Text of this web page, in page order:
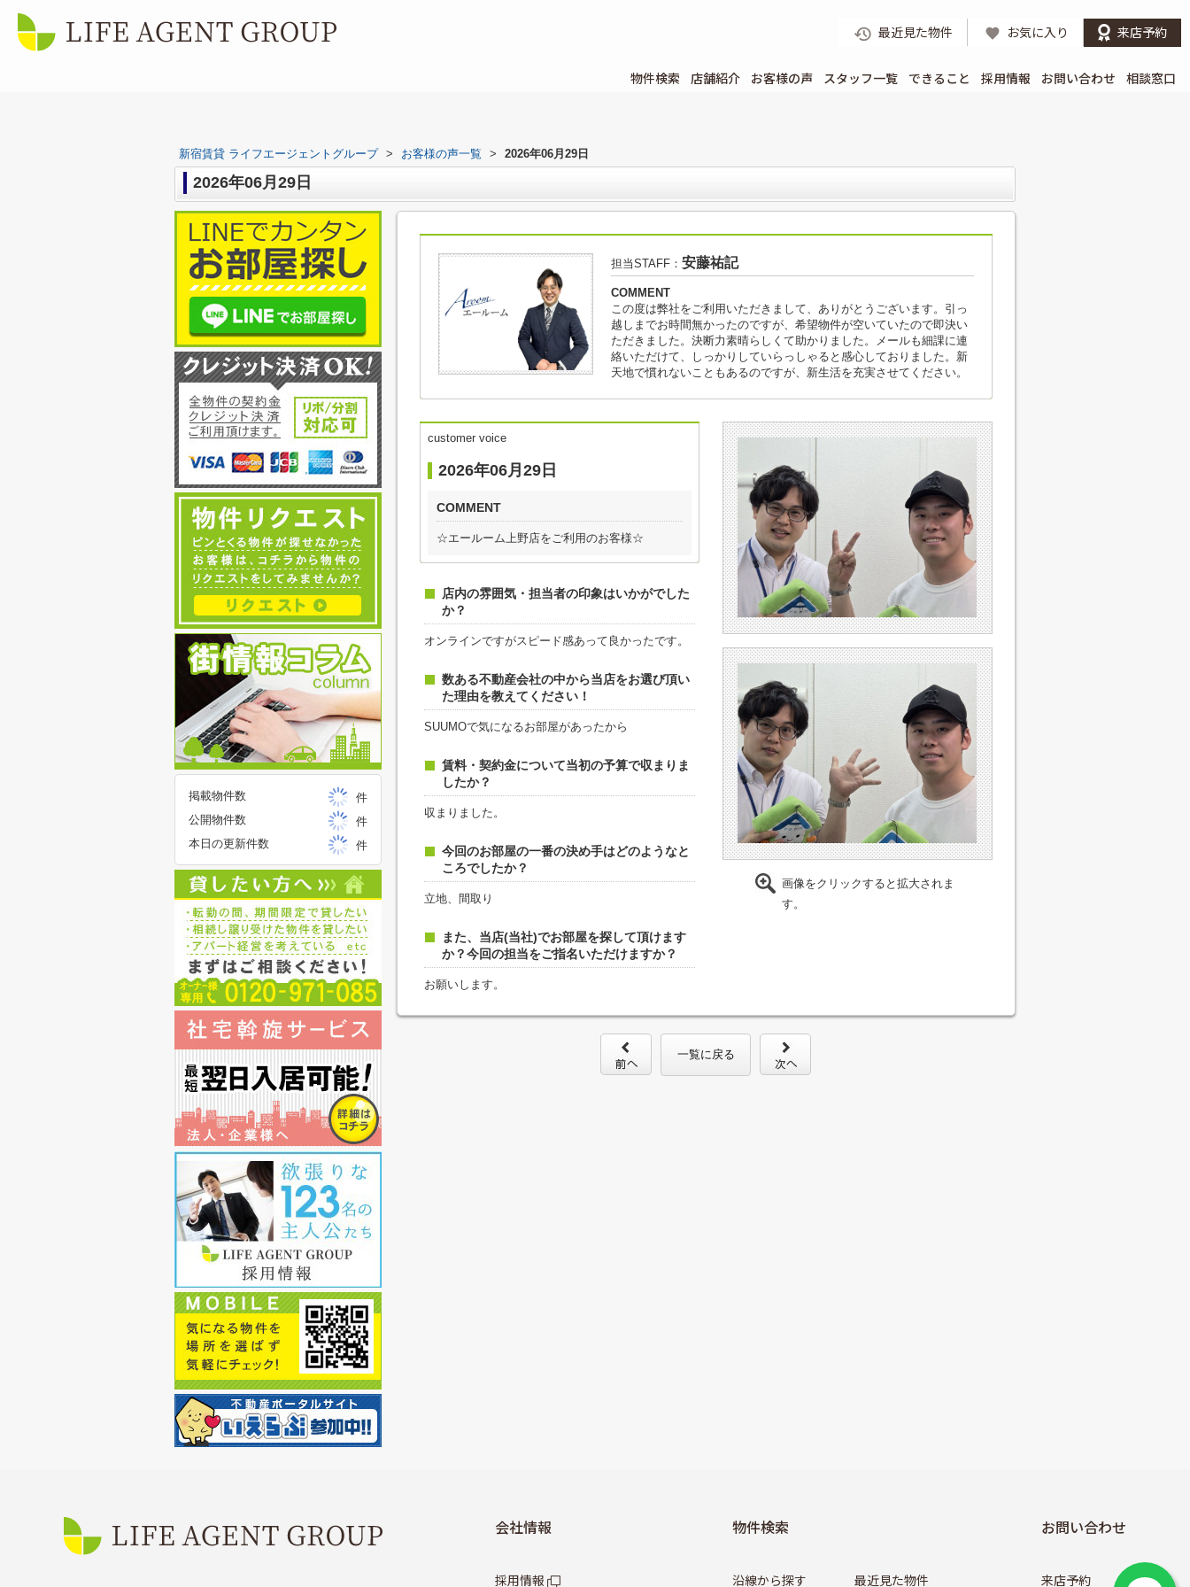
最近見た物件 お気に入り 来店予約
物件検索 店舗紹介 お客様の声 スタッフ一覧 できること 採用情報 お問い合わせ 相談窓口
新宿賃貸 ライフエージェントグループ > お客様の声一覧 > 2026年06月29日
2026年06月29日
担当STAFF： 安藤祐記
COMMENT
この度は弊社をご利用いただきまして、ありがとうございます。引っ
越しまでお時間無かったのですが、希望物件が空いていたので即決い
ただきました。決断力素晴らしくて助かりました。メールも細課に連
絡いただけて、しっかりしていらっしゃると感心しておりました。新
天地で慣れないこともあるのですが、新生活を充実させてください。
customer voice
2026年06月29日
COMMENT
☆エールーム上野店をご利用のお客様☆
店内の雰囲気・担当者の印象はいかがでした
か？
オンラインですがスピード感あって良かったです。
数ある不動産会社の中から当店をお選び頂い
た理由を教えてください！
SUUMOで気になるお部屋があったから
賃料・契約金について当初の予算で収まりま
したか？
収まりました。
今回のお部屋の一番の決め手はどのようなと
ころでしたか？
立地、間取り
また、当店(当社)でお部屋を探して頂けます
か？今回の担当をご指名いただけますか？
お願いします。
画像をクリックすると拡大されま
す。
一覧に戻る
掲載物件数
件
公開物件数
件
本日の更新件数
件
会社情報
採用情報
物件検索
沿線から探す 最近見た物件
お問い合わせ
来店予約